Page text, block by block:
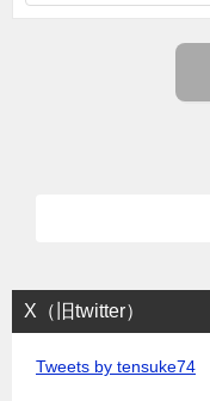
X（旧twitter）
Tweets by tensuke74